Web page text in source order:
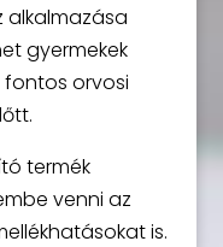
alkalmazása
gyermekek
orvosi
termék
venni az
is.